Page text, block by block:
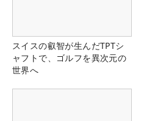
スイスの叡智が生んだTPTシ
ャフトで、ゴルフを異次元の
世界へ